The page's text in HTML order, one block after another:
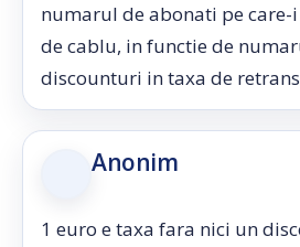
numarul de abonati pe
de cablu, in functie de
discounturi in taxa de
Anonim
1 euro e taxa fara nici un